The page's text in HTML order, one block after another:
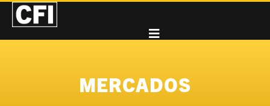
MERCADOS